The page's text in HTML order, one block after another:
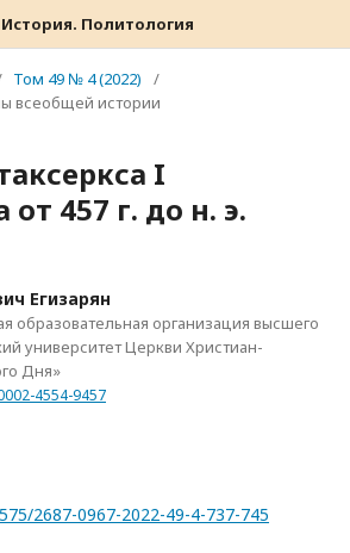
Политология
Том 49 № 4 (2022)
/
всеобщей истории
I
457 г. до н. э.
Егизарян
образовательная организация высшего
университет Церкви Христиан-
Дня»
4554-9457
2687-0967-2022-49-4-737-745